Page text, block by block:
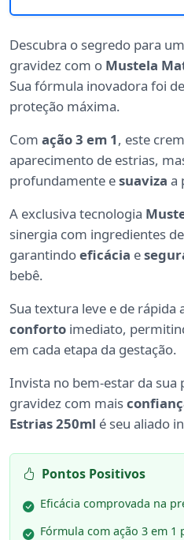
Descubra o segredo para
gravidez com o Mustela
Sua fórmula inovadora foi
proteção máxima.
Com ação 3 em 1, este
aparecimento de estrias,
profundamente esuaviza a
A exclusiva tecnologia
sinergia com ingredientes
garantindoeficácia e
bebê.
Sua textura leve e de
conforto imediato,
em cada etapa da gestação.
Invista no bem-estar da sua
gravidez com mais
Estrias 250ml é seu aliado
Pontos Positivos
Eficácia comprovada na
Fórmula com ação 3 em